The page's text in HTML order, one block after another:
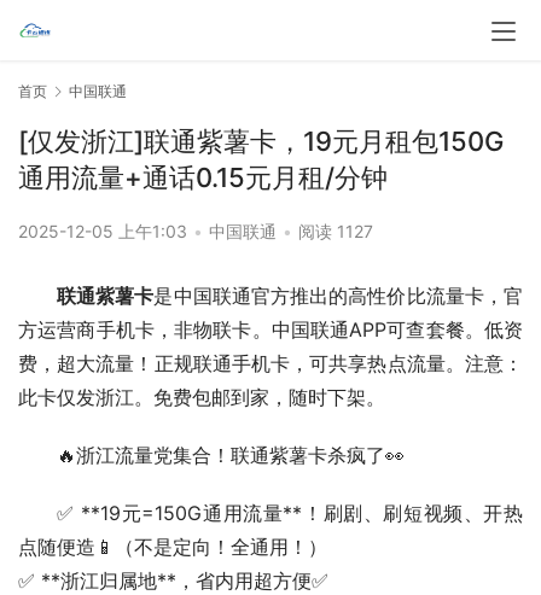
首页 中国联通
[仅发浙江]联通紫薯卡，19元月租包150G
通用流量+通话0.15元月租/分钟
2025-12-05 上午1:03 • 中国联通 • 阅读 1127
联通紫薯卡是中国联通官方推出的高性价比流量卡，官
方运营商手机卡，非物联卡。中国联通APP可查套餐。低资
费，超大流量！正规联通手机卡，可共享热点流量。注意：
此卡仅发浙江。免费包邮到家，随时下架。
🔥浙江流量党集合！联通紫薯卡杀疯了👀
✅ **19元=150G通用流量**！刷剧、刷短视频、开热
点随便造📱（不是定向！全通用！）
✅ **浙江归属地**，省内用超方便✅